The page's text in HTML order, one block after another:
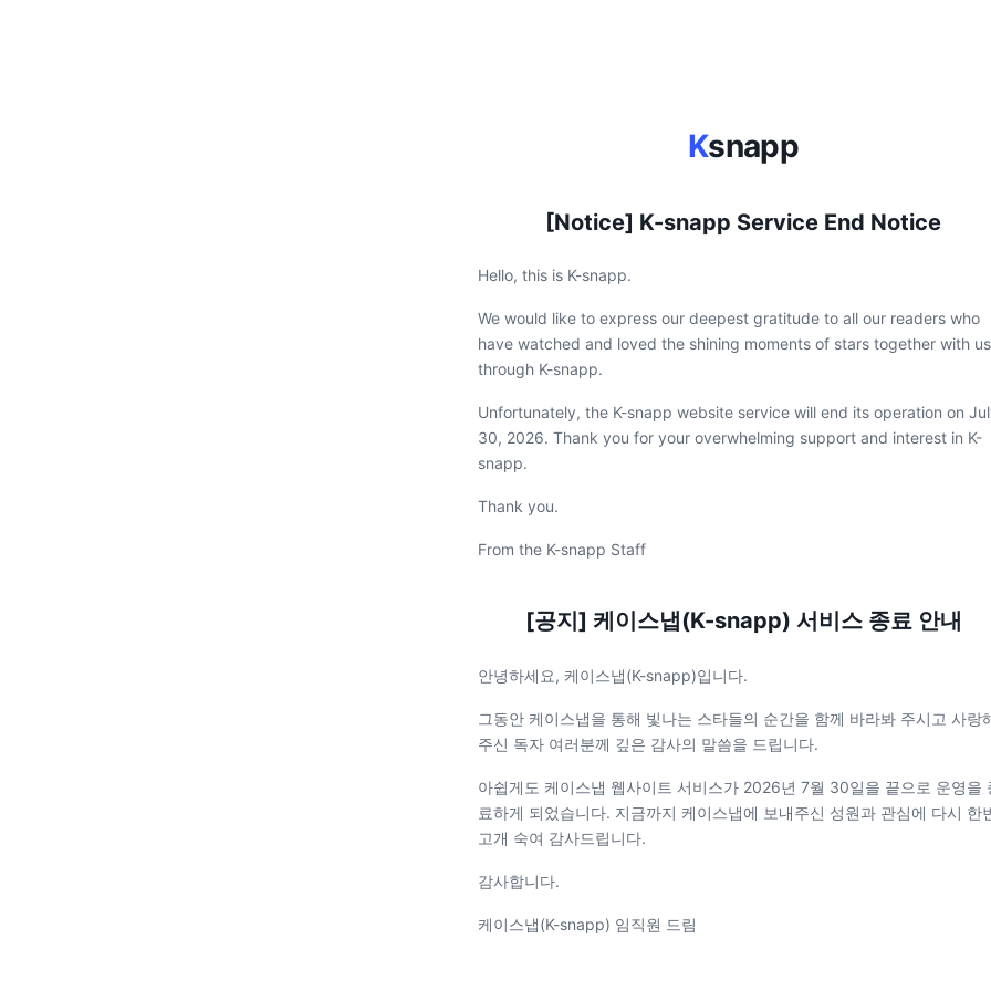
Ksnapp
[Notice] K-snapp Service End Notice
Hello, this is K-snapp.
We would like to express our deepest gratitude to all our readers who
have watched and loved the shining moments of stars together with us
through K-snapp.
Unfortunately, the K-snapp website service will end its operation on
30, 2026. Thank you for your overwhelming support and interest in K-
snapp.
Thank you.
From the K-snapp Staff
[공지] 케이스냅(K-snapp) 서비스 종료 안내
안녕하세요, 케이스냅(K-snapp)입니다.
그동안 케이스냅을 통해 빛나는 스타들의 순간을 함께 바라봐 주시고 사랑
주신 독자 여러분께 깊은 감사의 말씀을 드립니다.
아쉽게도 케이스냅 웹사이트 서비스가 2026년 7월 30일을 끝으로 운영을
료하게 되었습니다. 지금까지 케이스냅에 보내주신 성원과 관심에 다시 한
고개 숙여 감사드립니다.
감사합니다.
케이스냅(K-snapp) 임직원 드림